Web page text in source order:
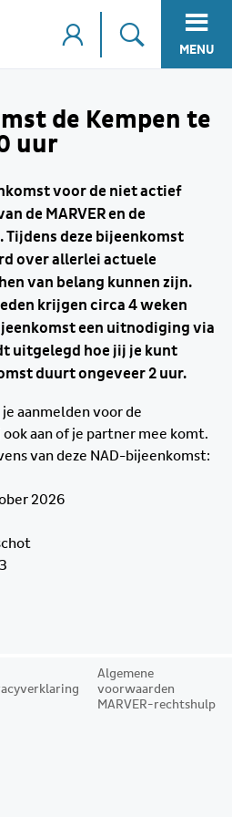
MENU
de Kempen te
uur
voor de niet actief
de MARVER en de
Tijdens deze bijeenkomst
over allerlei actuele
van belang kunnen zijn.
krijgen circa 4 weken
een uitnodiging via
uitgelegd hoe jij je kunt
duurt ongeveer 2 uur.
aanmelden voor de
aan of je partner mee komt.
van deze NAD-bijeenkomst:
2026
Algemene
voorwaarden
MARVER-rechtshulp